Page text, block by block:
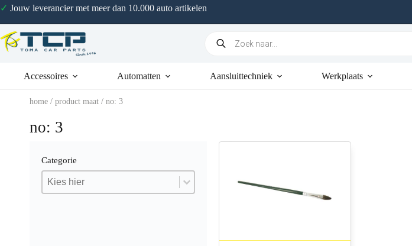
✓ Jouw leverancier met meer dan 10.000 auto artikelen
Accessoires Automatten Aansluittechniek Werkplaats
home / product maat / no: 3
no: 3
Categorie
Categorie
Categorie
Categorie